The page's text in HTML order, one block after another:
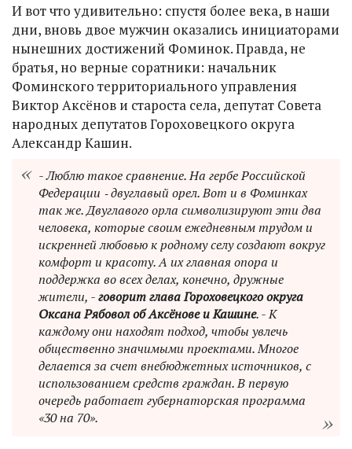
И вот что удивительно: спустя более века, в наши
дни, вновь двое мужчин оказались инициаторами
нынешних достижений Фоминок. Правда, не
братья, но верные соратники: начальник
Фоминского территориального управления
Виктор Аксёнов и староста села, депутат Совета
народных депутатов Гороховецкого округа
Александр Кашин.
- Люблю такое сравнение. На гербе Российской
Федерации ‑ двуглавый орел. Вот и в Фоминках
так же. Двуглавого орла символизируют эти два
человека, которые своим ежедневным трудом и
искренней любовью к родному селу создают вокруг
комфорт и красоту. А их главная опора и
поддержка во всех делах, конечно, дружные
жители, -говорит глава Гороховецкого округа
Оксана Рябовол об Аксёнове и Кашине. - К
каждому они находят подход, чтобы увлечь
общественно значимыми проектами. Многое
делается за счет внебюджетных источников, с
использованием средств граждан. В первую
очередь работает губернаторская программа
«30 на 70».